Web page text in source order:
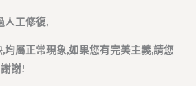
人工修復,
屬正常現象,如果您有完美主義,請您
謝!